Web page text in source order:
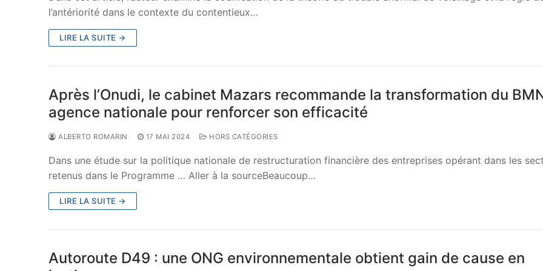
l’antériorité dans le contexte du contentieux…
LIRE LA SUITE →
Après l’Onudi, le cabinet Mazars recommande la transformation du
agence nationale pour renforcer son efficacité
ALBERTO ROMARIN 17 MAI 2024 HORS CATÉGORIES
Dans une étude sur la politique nationale de restructuration financière des entreprises opérant dans les
retenus dans le Programme … Aller à la sourceBeaucoup…
LIRE LA SUITE →
Autoroute D49 : une ONG environnementale obtient gain de cause en